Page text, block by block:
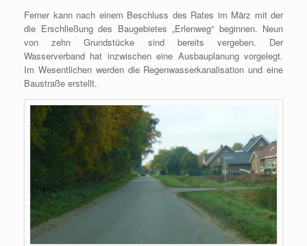
Ferner kann nach einem Beschluss des Rates im März mit der
die Erschließung des Baugebietes „Erlenweg“ beginnen. Neun
von zehn Grundstücke sind bereits vergeben. Der
Wasserverband hat inzwischen eine Ausbauplanung vorgelegt.
Im Wesentlichen werden die Regenwasserkanalisation und eine
Baustraße erstellt.